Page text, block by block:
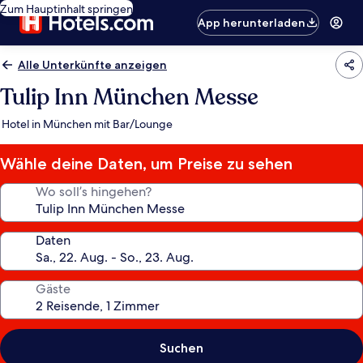
Zum Hauptinhalt springen
App herunterladen
Alle Unterkünfte anzeigen
Tulip Inn München Messe
Hotel in München mit Bar/Lounge
Wähle deine Daten, um Preise zu sehen
Wo soll’s hingehen?
Daten
Gäste
Suchen